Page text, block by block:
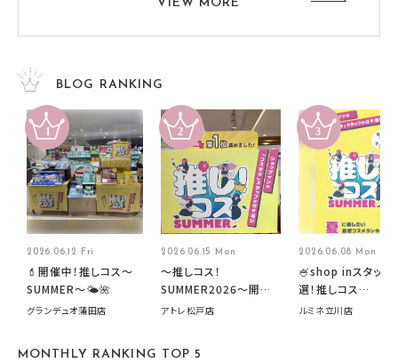
VIEW MORE
BLOG RANKING
2026.06.12 Fri
💄開催中！推しコス〜
SUMMER〜🌤️🌺
グランデュオ蒲田店
2026.06.15 Mon
～推しコス！
SUMMER2026～開催
中です！
アトレ松戸店
2026.06.08 Mon
🍧shop inスタッフ
選！推しコス
summer2026開催
ルミネ立川店
MONTHLY RANKING TOP 5